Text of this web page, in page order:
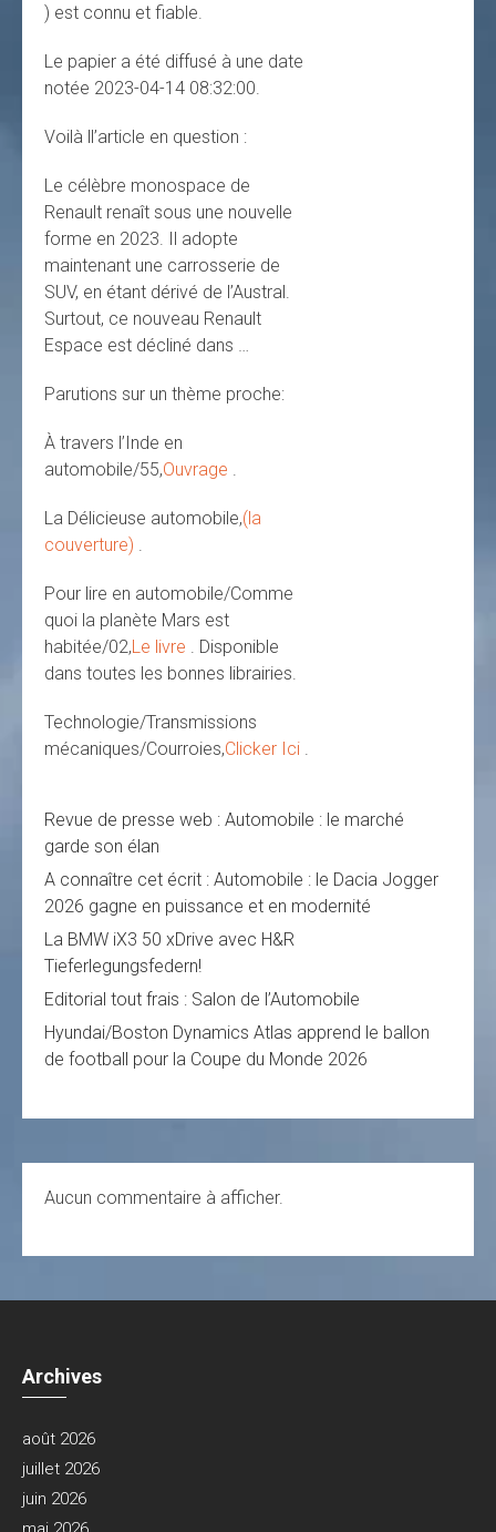
) est connu et fiable.
Le papier a été diffusé à une date
notée 2023-04-14 08:32:00.
Voilà ll’article en question :
Le célèbre monospace de
Renault renaît sous une nouvelle
forme en 2023. Il adopte
maintenant une carrosserie de
SUV, en étant dérivé de l’Austral.
Surtout, ce nouveau Renault
Espace est décliné dans …
Parutions sur un thème proche:
À travers l’Inde en
automobile/55,Ouvrage .
La Délicieuse automobile,(la
couverture) .
Pour lire en automobile/Comme
quoi la planète Mars est
habitée/02,Le livre . Disponible
dans toutes les bonnes librairies.
Technologie/Transmissions
mécaniques/Courroies,Clicker Ici .
Revue de presse web : Automobile : le marché
garde son élan
A connaître cet écrit : Automobile : le Dacia Jogger
2026 gagne en puissance et en modernité
La BMW iX3 50 xDrive avec H&R
Tieferlegungsfedern!
Editorial tout frais : Salon de l’Automobile
Hyundai/Boston Dynamics Atlas apprend le ballon
de football pour la Coupe du Monde 2026
Aucun commentaire à afficher.
Archives
août 2026
juillet 2026
juin 2026